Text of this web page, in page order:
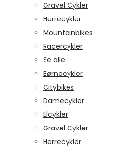
Gravel Cykler
Herrecykler
Mountainbikes
Racercykler
Se alle
Børnecykler
Citybikes
Damecykler
Elcykler
Gravel Cykler
Herrecykler